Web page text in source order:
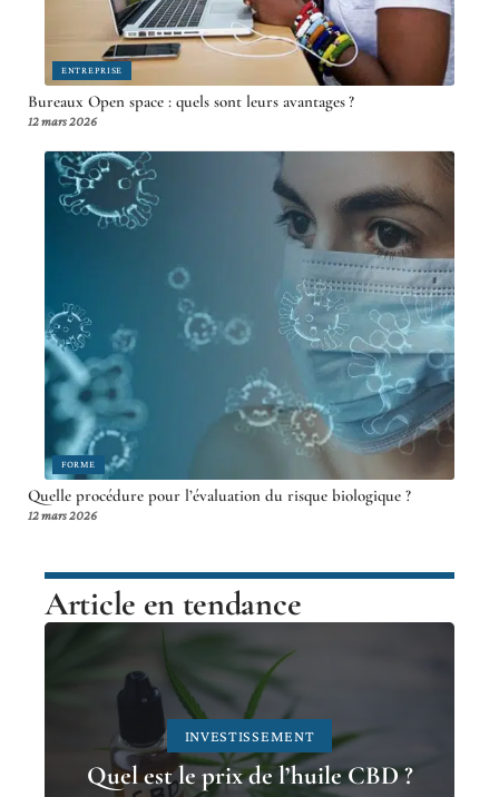
ENTREPRISE
Bureaux Open space : quels sont leurs avantages ?
12 mars 2026
FORME
Quelle procédure pour l’évaluation du risque biologique ?
12 mars 2026
Article en tendance
INVESTISSEMENT
Quel est le prix de l’huile CBD ?